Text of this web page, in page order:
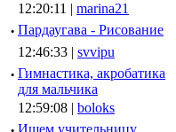
12:20:11 | marina21
· Пардаугава - Рисование
12:46:33 | svvipu
· Гимнастика, акробатика
для мальчика
12:59:08 | boloks
Ищем учительницу